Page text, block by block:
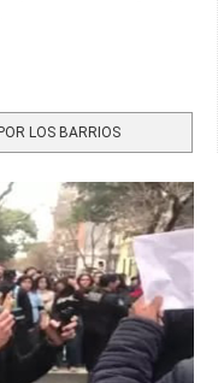
LOS BARRIOS